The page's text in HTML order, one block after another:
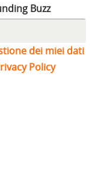
Buzz
dei miei dati
Policy